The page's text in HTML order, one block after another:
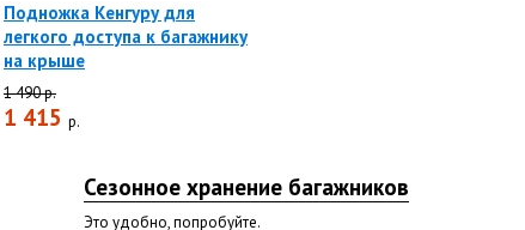
Подножка Кенгуру для
легкого доступа к багажнику
на крыше
1 490 р.
1 415 р.
Сезонное хранение багажников
Это удобно, попробуйте.